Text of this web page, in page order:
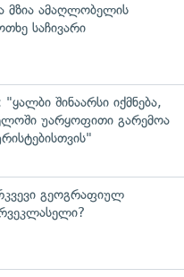
მზია ამაღლობელის
საჩივარი
შინაარსი იქმნება,
უარყოფითი გარემოა
გეოგრაფიულ